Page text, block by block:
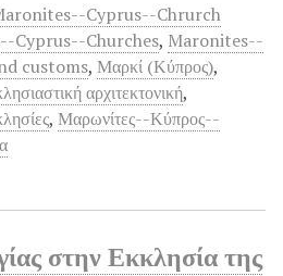
Cyprus--Chrurch
Cyprus--Churches, Maronites--
customs, Μαρκί (Κύπρος),
αρχιτεκτονική,
, Μαρωνίτες--Κύπρος--
στην Εκκλησία της